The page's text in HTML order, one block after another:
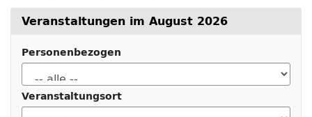
Veranstaltungen im August 2026
Personenbezogen
Veranstaltungsort